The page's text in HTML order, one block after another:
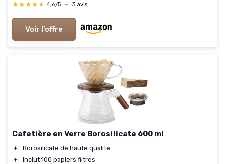
★★★★★
★★★★★ 4,6/5 — 3 avis
Voir l'offre
Cafetière en Verre Borosilicate 600 ml
＋
Borosilicate de haute qualité
＋
Inclut 100 papiers filtres